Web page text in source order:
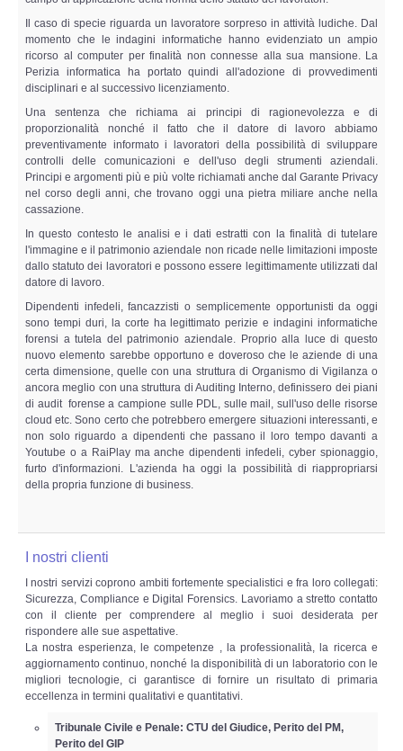
Il caso di specie riguarda un lavoratore sorpreso in attività ludiche. Dal
momento che le indagini informatiche hanno evidenziato un ampio
ricorso al computer per finalità non connesse alla sua mansione. La
Perizia informatica ha portato quindi all'adozione di provvedimenti
disciplinari e al successivo licenziamento.
Una sentenza che richiama ai principi di ragionevolezza e di
proporzionalità nonché il fatto che il datore di lavoro abbiamo
preventivamente informato i lavoratori della possibilità di sviluppare
controlli delle comunicazioni e dell'uso degli strumenti aziendali.
Principi e argomenti più e più volte richiamati anche dal Garante Privacy
nel corso degli anni, che trovano oggi una pietra miliare anche nella
cassazione.
In questo contesto le analisi e i dati estratti con la finalità di tutelare
l'immagine e il patrimonio aziendale non ricade nelle limitazioni imposte
dallo statuto dei lavoratori e possono essere legittimamente utilizzati dal
datore di lavoro.
Dipendenti infedeli, fancazzisti o semplicemente opportunisti da oggi
sono tempi duri, la corte ha legittimato perizie e indagini informatiche
forensi a tutela del patrimonio aziendale. Proprio alla luce di questo
nuovo elemento sarebbe opportuno e doveroso che le aziende di una
certa dimensione, quelle con una struttura di Organismo di Vigilanza o
ancora meglio con una struttura di Auditing Interno, definissero dei piani
di audit forense a campione sulle PDL, sulle mail, sull'uso delle risorse
cloud etc. Sono certo che potrebbero emergere situazioni interessanti, e
non solo riguardo a dipendenti che passano il loro tempo davanti a
Youtube o a RaiPlay ma anche dipendenti infedeli, cyber spionaggio,
furto d'informazioni. L'azienda ha oggi la possibilità di riappropriarsi
della propria funzione di business.
I nostri clienti
I nostri servizi coprono ambiti fortemente specialistici e fra loro collegati:
Sicurezza, Compliance e Digital Forensics. Lavoriamo a stretto contatto
con il cliente per comprendere al meglio i suoi desiderata per
rispondere alle sue aspettative.
La nostra esperienza, le competenze , la professionalità, la ricerca e
aggiornamento continuo, nonché la disponibilità di un laboratorio con le
migliori tecnologie, ci garantisce di fornire un risultato di primaria
eccellenza in termini qualitativi e quantitativi.
Tribunale Civile e Penale: CTU del Giudice, Perito del PM,
Perito del GIP